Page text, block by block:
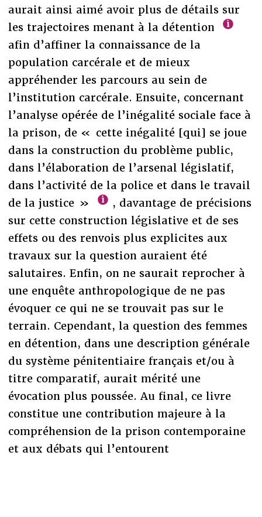
aurait ainsi aimé avoir plus de détails sur
les trajectoires menant à la détention
afin d’affiner la connaissance de la
population carcérale et de mieux
appréhender les parcours au sein de
l’institution carcérale. Ensuite, concernant
l’analyse opérée de l’inégalité sociale face à
la prison, de « cette inégalité [qui] se joue
dans la construction du problème public,
dans l’élaboration de l’arsenal législatif,
dans l’activité de la police et dans le travail
de la justice »
, davantage de précisions
sur cette construction législative et de ses
effets ou des renvois plus explicites aux
travaux sur la question auraient été
salutaires. Enfin, on ne saurait reprocher à
une enquête anthropologique de ne pas
évoquer ce qui ne se trouvait pas sur le
terrain. Cependant, la question des femmes
en détention, dans une description générale
du système pénitentiaire français et/ou à
titre comparatif, aurait mérité une
évocation plus poussée. Au final, ce livre
constitue une contribution majeure à la
compréhension de la prison contemporaine
et aux débats qui l’entourent